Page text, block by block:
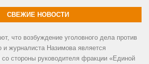
СВЕЖИЕ НОВОСТИ
что возбуждение уголовного дела против
и журналиста Назимова является
стороны руководителя фракции «Единой